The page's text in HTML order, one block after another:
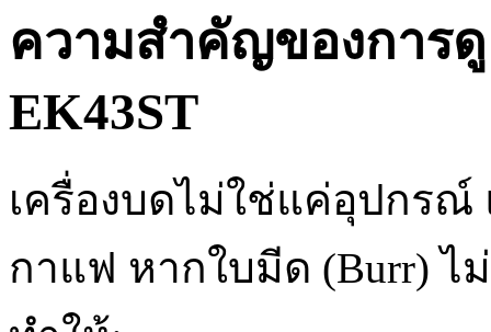
ความสำคัญของการ
EK43ST
เครื่องบดไม่ใช่แค่อุปกรณ์
กาแฟ หากใบมีด (Burr)